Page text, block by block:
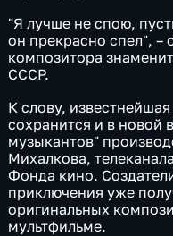
"Я лучше не спою,
он прекрасно спел", –
композитора
СССР.
К слову,
сохранится и в новой
музыкантов"
Михалкова,
Фонда кино.
приключения уже
оригинальных
мультфильме.